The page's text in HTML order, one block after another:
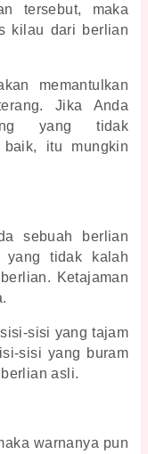
tersebut, maka
kilau dari berlian
memantulkan
Jika Anda
yang tidak
baik, itu mungkin
sebuah berlian
yang tidak kalah
Ketajaman
sisi yang tajam
sisi yang buram
asli.
warnanya pun